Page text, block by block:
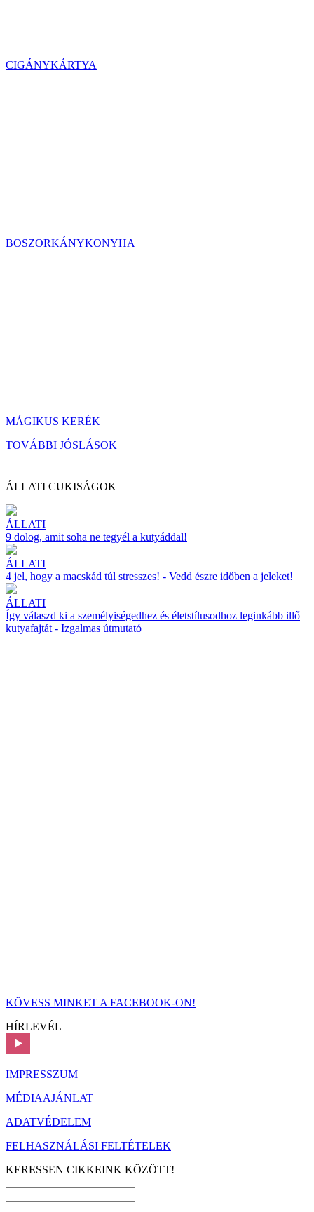
CIGÁNYKÁRTYA
BOSZORKÁNYKONYHA
MÁGIKUS KERÉK
TOVÁBBI JÓSLÁSOK
ÁLLATI CUKISÁGOK
ÁLLATI
9 dolog, amit soha ne tegyél a kutyáddal!
ÁLLATI
4 jel, hogy a macskád túl stresszes! - Vedd észre időben a jeleket!
ÁLLATI
Így válaszd ki a személyiségedhez és életstílusodhoz leginkább illő
kutyafajtát - Izgalmas útmutató
KÖVESS MINKET A FACEBOOK-ON!
HÍRLEVÉL
IMPRESSZUM
MÉDIAAJÁNLAT
ADATVÉDELEM
FELHASZNÁLÁSI FELTÉTELEK
KERESSEN CIKKEINK KÖZÖTT!